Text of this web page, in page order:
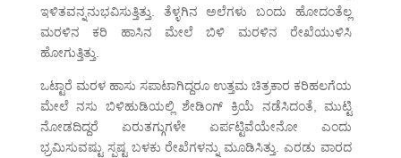
ಇಳಿತವನ್ನನುಭವಿಸುತ್ತಿತ್ತು. ತೆಳ್ಳಗಿನ ಅಲೆಗಳು ಬಂದು ಹೋದಂತೆಲ್ಲ
ಮರಳಿನ ಕರಿ ಹಾಸಿನ ಮೇಲೆ ಬಿಳಿ ಮರಳಿನ ರೇಖೆಯುಳಿಸಿ
ಹೋಗುತ್ತಿತ್ತು.
ಒಟ್ಟಾರೆ ಮರಳ ಹಾಸು ಸಪಾಟಾಗಿದ್ದರೂ ಉತ್ತಮ ಚಿತ್ರಕಾರ ಕರಿಹಲಗೆಯ
ಮೇಲೆ ನಸು ಬಿಳಿಹುಡಿಯಲ್ಲಿ ಶೇಡಿಂಗ್ ಕ್ರಿಯೆ ನಡೆಸಿದಂತೆ, ಮುಟ್ಟಿ
ನೋಡದಿದ್ದರೆ ಏರುತಗ್ಗುಗಳೇ ಏರ್ಪಟ್ಟಿವೆಯೇನೋ ಎಂದು
ಭ್ರಮಿಸುವಷ್ಟು ಸ್ಪಷ್ಟ ಬಳಕು ರೇಖೆಗಳನ್ನು ಮೂಡಿಸಿತ್ತು. ಎರಡು ವಾರದ